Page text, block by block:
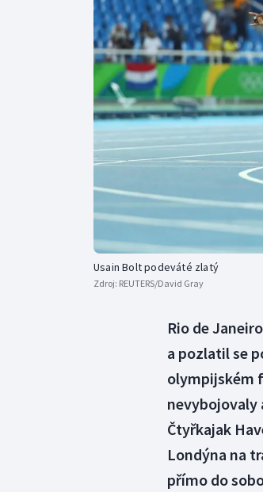
Usain Bolt podeváté zlatý
Zdroj: REUTERS/David Gray
Rio de
a pozlatil se
olympijském
nevybojovaly
Čtyřkajak
Londýna na
přímo do